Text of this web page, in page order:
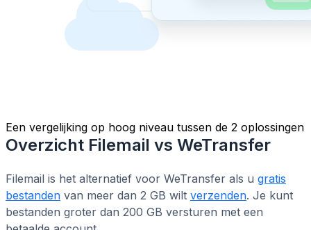
Een vergelijking op hoog niveau tussen de 2 oplossingen
Overzicht Filemail vs WeTransfer
Filemail is het alternatief voor WeTransfer als u gratis
bestanden van meer dan 2 GB wilt verzenden. Je kunt
bestanden groter dan 200 GB versturen met een